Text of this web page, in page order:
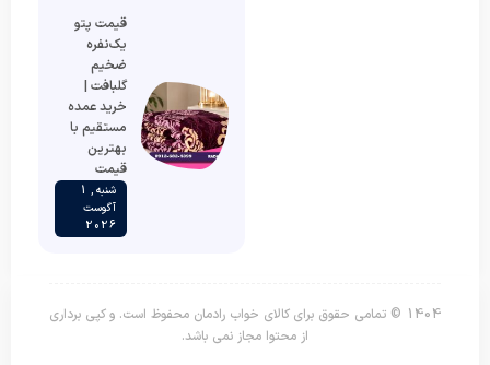
قیمت پتو
یک‌نفره
ضخیم
گلبافت |
خرید عمده
مستقیم با
بهترین
قیمت
شنبه , 1
آگوست
2026
1404 © تمامی حقوق برای کالای خواب رادمان محفوظ است. و کپی برداری
از محتوا مجاز نمی باشد.